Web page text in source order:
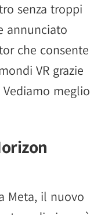
senza troppi
annunciato
che consente
VR grazie
meglio
Meta, il nuovo